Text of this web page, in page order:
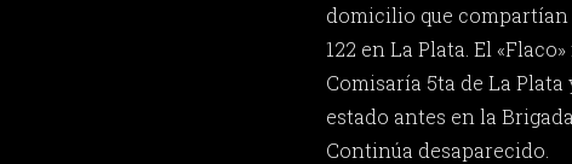
domicilio que compartían
122 en La Plata. El
Comisaría 5ta de La
estado antes en la
Continúa desaparecido.